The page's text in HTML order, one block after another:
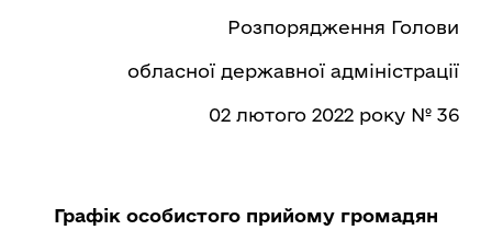
Розпорядження Голови
обласної державної адміністрації
02 лютого 2022 року № 36
Графік особистого прийому громадян